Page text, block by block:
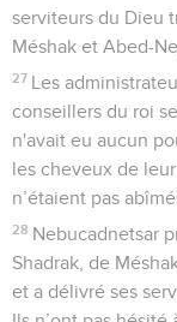
serviteurs du Dieu
Méshak et Abed-
27 Les
conseillers du roi
n'avait eu aucun
les cheveux de
n’étaient pas
28 Nebucadnetsar
Shadrak, de
et a délivré ses